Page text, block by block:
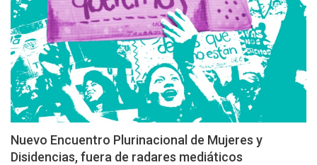
Nuevo Encuentro Plurinacional de Mujeres y
Disidencias, fuera de radares mediáticos